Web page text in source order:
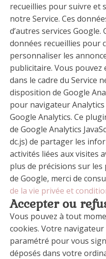
recueillies pour suivre et
notre Service. Ces
d’autres services
données recueillies pour
personnaliser les
publicitaire. Vous pouvez
dans le cadre du Service
disposition de Google
pour navigateur
Google Analytics. Ce
de Google Analytics
dc.js) de partager les
activités liées aux visites
plus de précisions sur
de Google, merci de
de la vie privée et
Accepter ou
Vous pouvez à tout
cookies. Votre
paramétré pour vous
déposés dans votre